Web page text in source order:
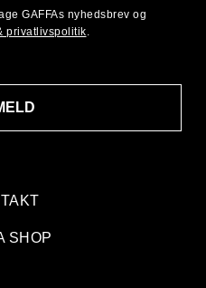
SHOP
GAFFAs nyhedsbrev og
privatlivspolitik.